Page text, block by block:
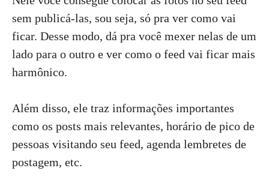
sem publicá-las, sou seja, só pra ver como vai
ficar. Desse modo, dá pra você mexer nelas de um
lado para o outro e ver como o feed vai ficar mais
harmônico.
Além disso, ele traz informações importantes
como os posts mais relevantes, horário de pico de
pessoas visitando seu feed, agenda lembretes de
postagem, etc.